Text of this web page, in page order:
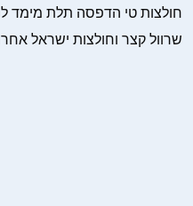
חולצות טי הדפסה תלת מימד
שרוול קצר וחולצות ישראל